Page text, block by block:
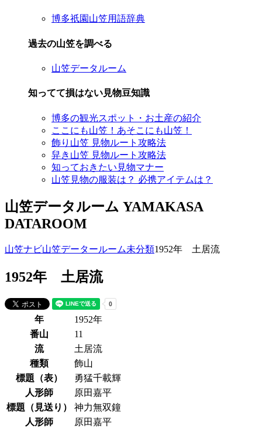
博多祇園山笠用語辞典
過去の山笠を調べる
山笠データルーム
知ってて損はない見物豆知識
博多の観光スポット・お土産の紹介
ここにも山笠！あそこにも山笠！
飾り山笠 見物ルート攻略法
舁き山笠 見物ルート攻略法
知っておきたい見物マナー
山笠見物の服装は？ 必携アイテムは？
山笠データルーム YAMAKASA
DATAROOM
山笠ナビ山笠データールーム未分類1952年 土居流
1952年 土居流
年
1952年
番山
11
流
土居流
種類
飾山
標題（表）
勇猛千載輝
人形師
原田嘉平
標題（見送り）
神力無双鐘
人形師
原田嘉平